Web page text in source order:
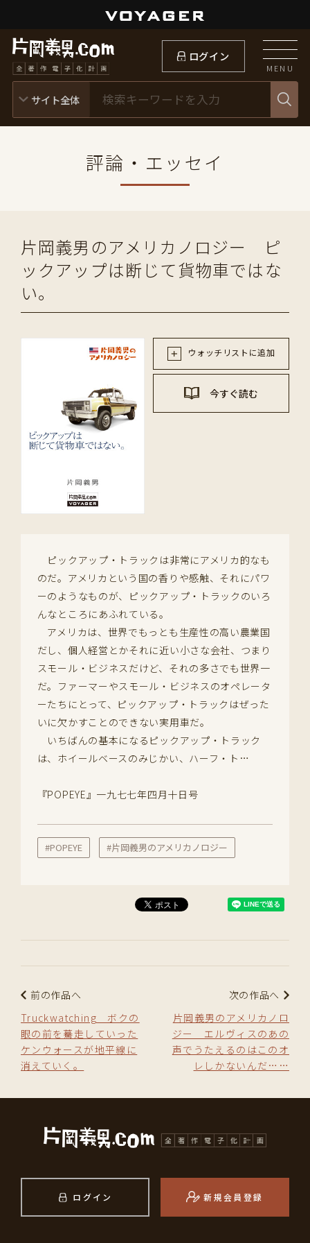
ログイン
MENU
評論・エッセイ
片岡義男のアメリカノロジー ピ
ックアップは断じて貨物車ではな
い。
ウォッチリストに追加
今すぐ読む
ピックアップ・トラックは非常にアメリカ的なも
のだ。アメリカという国の香りや感触、それにパワ
ーのようなものが、ピックアップ・トラックのいろ
んなところにあふれている。
アメリカは、世界でもっとも生産性の高い農業国
だし、個人経営とかそれに近い小さな会社、つまり
スモール・ビジネスだけど、それの多さでも世界一
だ。ファーマーやスモール・ビジネスのオペレータ
ーたちにとって、ピックアップ・トラックはぜった
いに欠かすことのできない実用車だ。
いちばんの基本になるピックアップ・トラック
は、ホイールベースのみじかい、ハーフ・ト…
『POPEYE』一九七七年四月十日号
#POPEYE #片岡義男のアメリカノロジー
前の作品へ
Truckwatching ボクの
眼の前を驀走していった
ケンウォースが地平線に
消えていく。
次の作品へ
片岡義男のアメリカノロ
ジー エルヴィスのあの
声でうたえるのはこのオ
レしかないんだ……
ログイン 新規会員登録